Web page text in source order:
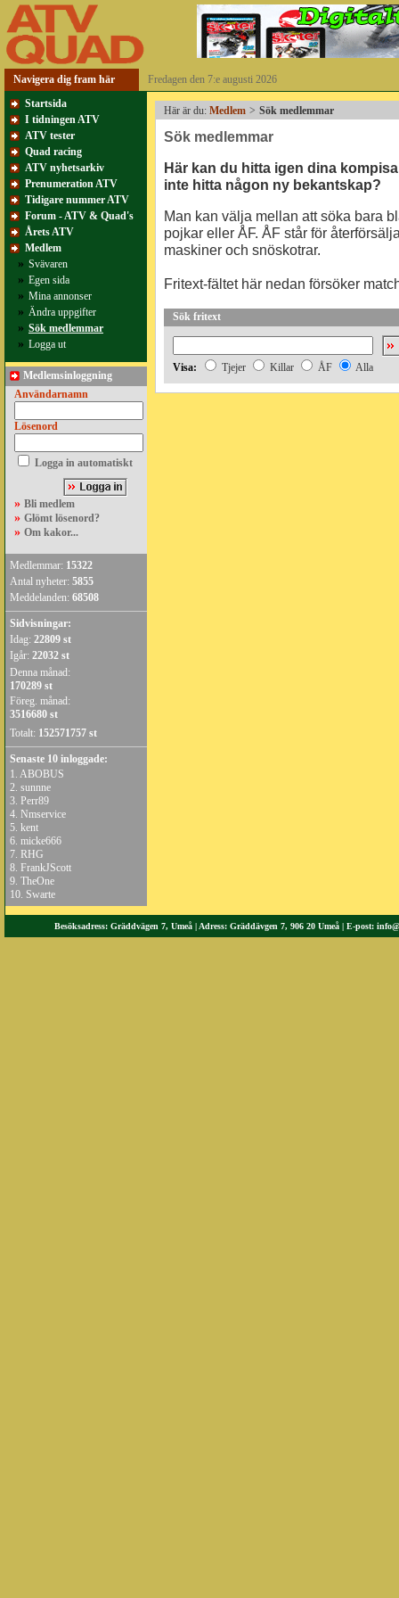
Navigera dig fram här
Fredagen den 7:e augusti 2026
Startsida
I tidningen ATV
ATV tester
Quad racing
ATV nyhetsarkiv
Prenumeration ATV
Tidigare nummer ATV
Forum - ATV & Quad's
Årets ATV
Medlem
» Svävaren
» Egen sida
» Mina annonser
» Ändra uppgifter
» Sök medlemmar
» Logga ut
Medlemsinloggning
Användarnamn
Lösenord
Logga in automatiskt
» Bli medlem
» Glömt lösenord?
» Om kakor...
Medlemmar: 15322
Antal nyheter: 5855
Meddelanden: 68508
Sidvisningar:
Idag: 22809 st
Igår: 22032 st
Denna månad:
170289 st
Föreg. månad:
3516680 st
Totalt: 152571757 st
Senaste 10 inloggade:
1. ABOBUS
2. sunnne
3. Perr89
4. Nmservice
5. kent
6. micke666
7. RHG
8. FrankJScott
9. TheOne
10. Swarte
Här är du: Medlem > Sök medlemmar
Sök medlemmar
Här kan du hitta igen dina
inte hitta någon ny bekantskap?
Man kan välja mellan att söka bara
pojkar eller ÅF. ÅF står för
maskiner och snöskotrar.
Fritext-fältet här nedan försöker
Sök fritext
Visa: Tjejer Killar ÅF Alla
Besöksadress: Gräddvägen 7, Umeå | Adress: Gräddävgen 7, 906 20 Umeå | E-post: